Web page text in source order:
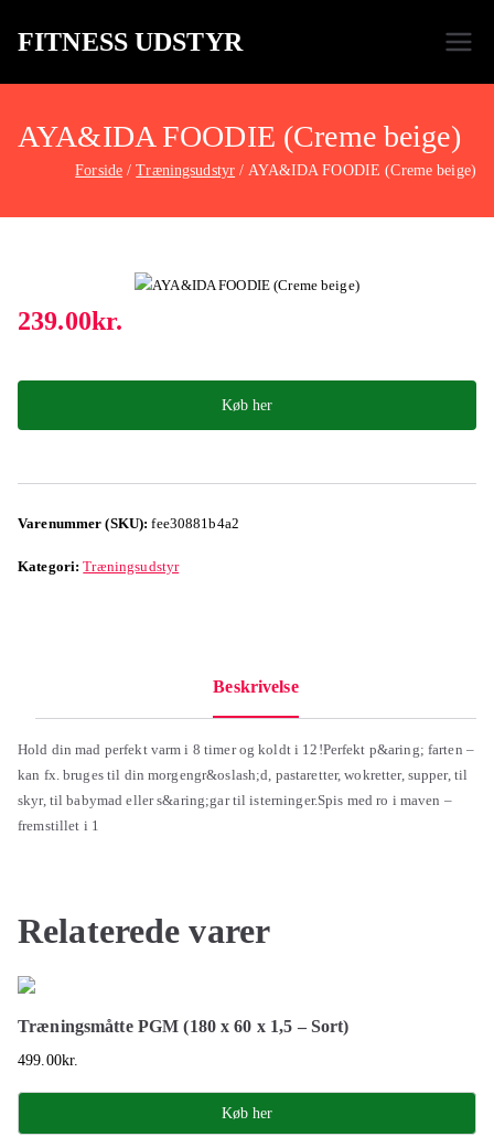
FITNESS UDSTYR
AYA&IDA FOODIE (Creme beige)
Forside Træningsudstyr AYA&IDA FOODIE (Creme beige)
239.00kr.
Køb her
Varenummer (SKU):fee30881b4a2
Kategori:Træningsudstyr
Beskrivelse
Hold din mad perfekt varm i 8 timer og koldt i 12!Perfekt p&aring; farten –
kan fx. bruges til din morgengr&oslash;d, pastaretter, wokretter, supper, til
skyr, til babymad eller s&aring;gar til isterninger.Spis med ro i maven –
fremstillet i 1
Relaterede varer
Træningsmåtte PGM (180 x 60 x 1,5 – Sort)
499.00kr.
Køb her